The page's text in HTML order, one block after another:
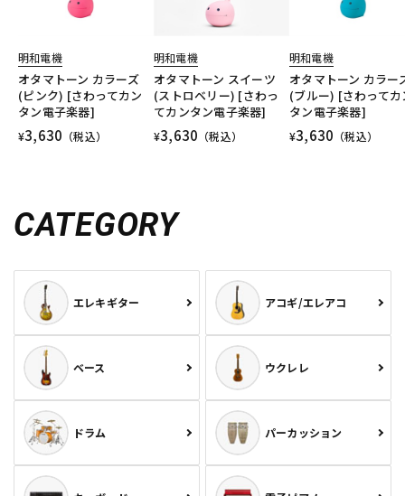
明和電機
オタマトーン カラーズ
(ピンク) [さわってカン
タン電子楽器]
¥3,630 （税込）
明和電機
オタマトーン スイーツ
(ストロベリー) [さわっ
てカンタン電子楽器]
¥3,630 （税込）
明和電機
オタマトーン カラー
(ブルー) [さわってカ
タン電子楽器]
¥3,630 （税込）
CATEGORY
エレキギター アコギ/エレアコ
ベース ウクレレ
ドラム パーカッション